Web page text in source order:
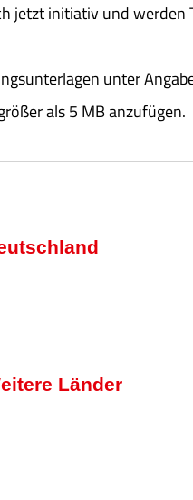
jetzt initiativ und werden
unter
als 5 MB anzufügen.
Länder